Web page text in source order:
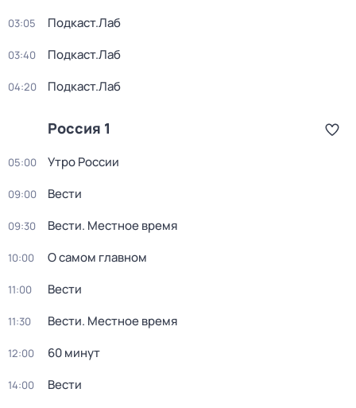
03:05 Подкаст.Лаб
03:40 Подкаст.Лаб
04:20 Подкаст.Лаб
Россия 1
05:00 Утро России
09:00 Вести
09:30 Вести. Местное время
10:00 О самом главном
11:00 Вести
11:30 Вести. Местное время
12:00 60 минут
14:00 Вести